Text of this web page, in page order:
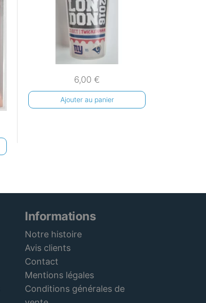
6,00 €
Ajouter au panier
Informations
Notre histoire
Avis clients
Contact
Mentions légales
Conditions générales de